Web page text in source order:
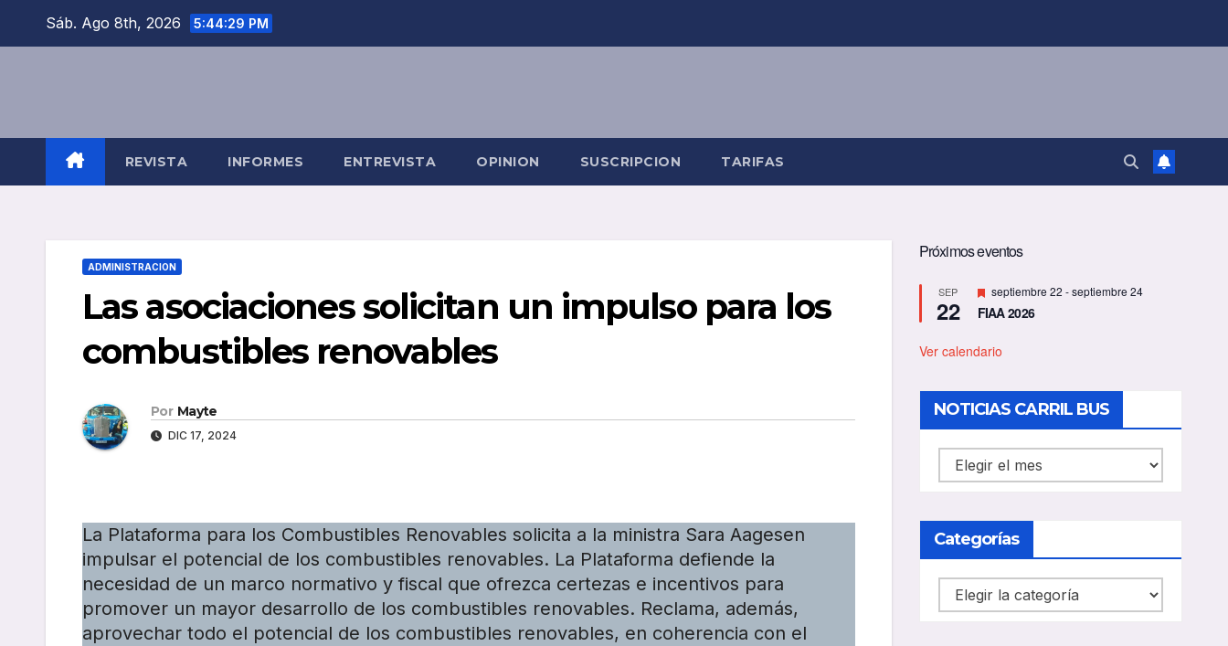
Sáb. Ago 8th, 2026 5:44:30 PM
REVISTA INFORMES ENTREVISTA OPINION SUSCRIPCION TARIFAS
ADMINISTRACION
Las asociaciones solicitan un impulso para los
combustibles renovables
Por Mayte
DIC 17, 2024
La Plataforma para los Combustibles Renovables solicita a la ministra Sara Aagesen
impulsar el potencial de los combustibles renovables. La Plataforma defiende la
necesidad de un marco normativo y fiscal que ofrezca certezas e incentivos para
promover un mayor desarrollo de los combustibles renovables. Reclama, además,
aprovechar todo el potencial de los combustibles renovables, en coherencia con el
Próximos eventos
SEP
22
D
e
s
a
d
o
septiembre 22 -septiembre 24
FIAA 2026
Ver calendario
NOTICIAS CARRIL BUS
NOTICIAS
CARRIL
Categorías
Categorías